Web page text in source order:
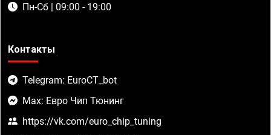
Пн-Сб | 09:00 - 19:00
Контакты
Telegram: EuroCT_bot
Max: Евро Чип Тюнинг
https://vk.com/euro_chip_tuning